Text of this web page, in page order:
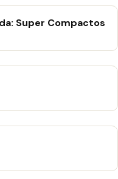
Super Compactos